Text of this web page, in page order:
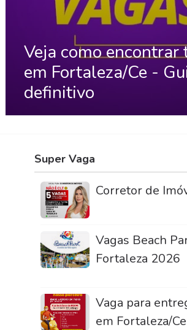
Veja como
em Fortaleza/Ce -
definitivo
Super Vaga
Corretor de
Vagas Beach
Fortaleza 2026
Vaga para
em Fortaleza/